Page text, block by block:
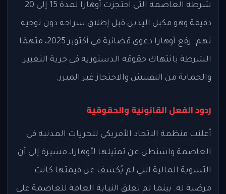
شرطة العاصمة التي احتجزت أوهارا لمدة 15 إلى 20
دقيقة وهو مكبل اليدين قبل إطلاق سراحه دون توجيه
تهم. رفع أوهارا دعوى قضائية في أكتوبر 2025، متهمًا
الشرطة بانتهاك حقوقه الدستورية في حرية التعبير
والحماية من التفتيش والاحتجاز غير المبرر.
ردود الفعل القانونية والحقوقية
أعلنت منظمة الاتحاد الأمريكي للحريات المدنية في
العاصمة واشنطن عن تمثيلها لأوهارا، مشيرة إلى أن
التسوية المالية التي لم يُكشف عن قيمتها كانت
مرضية له. بينما لم تعلق النيابة العامة للعاصمة على